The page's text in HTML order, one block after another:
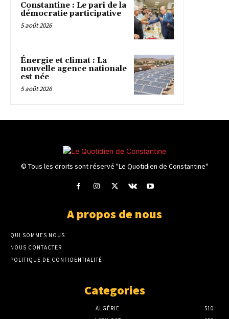
Constantine : Le pari de la
démocratie participative
5 août 2026
Énergie et climat : La
nouvelle agence nationale
est née
5 août 2026
© Tous les droits sont réservé "Le Quotidien de Constantine"
A propos de nous
QUI SOMMES NOUS
NOUS CONTACTER
POLITIQUE DE CONFIDENTIALITÉ
Categories
ALGÉRIE
510